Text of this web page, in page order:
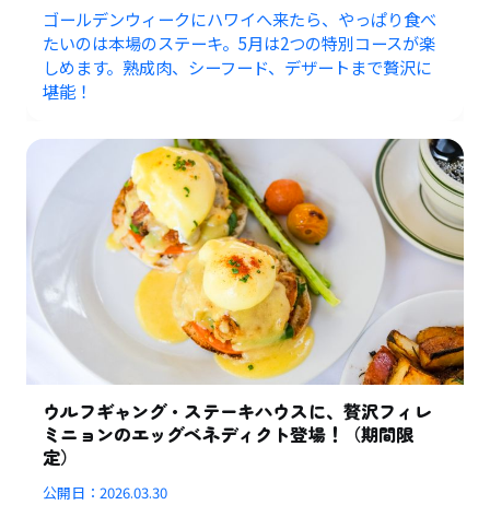
ゴールデンウィークにハワイへ来たら、やっぱり食べ
たいのは本場のステーキ。5月は2つの特別コースが楽
しめます。熟成肉、シーフード、デザートまで贅沢に
堪能！
ウルフギャング・ステーキハウスに、贅沢フィレ
ミニョンのエッグベネディクト登場！（期間限
定）
公開日：2026.03.30